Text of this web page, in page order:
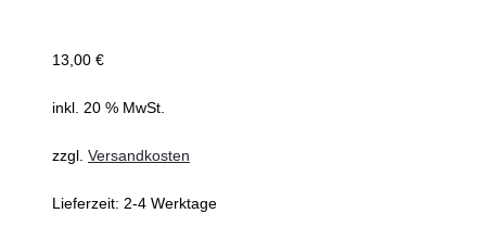
13,00 €
inkl. 20 % MwSt.
zzgl. Versandkosten
Lieferzeit: 2-4 Werktage